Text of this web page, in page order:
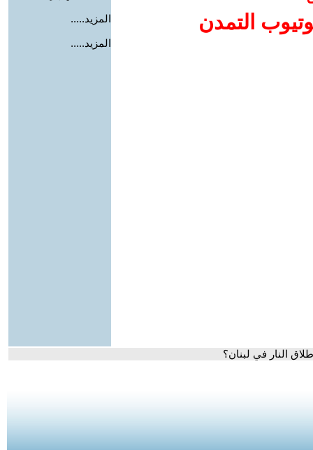
التمدن
المزيد.....
المزيد.....
النار في لبنان؟